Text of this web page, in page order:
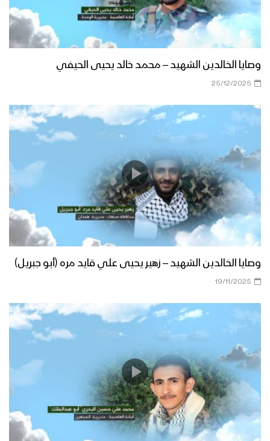
وصايا الخالدين الشهيد – محمد خالد يحيى الحيفي
25/12/2025
وصايا الخالدين الشهيد – زهير يحيى علي قايد مره (أبو جبريل)
19/11/2025